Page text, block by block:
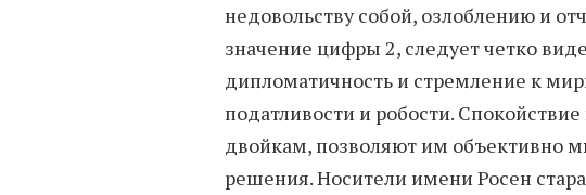
недовольству собой, озлоблению и
значение цифры 2, следует четко
дипломатичность и стремление к
податливости и робости.
двойкам, позволяют им объективно
решения. Носители имени Росен